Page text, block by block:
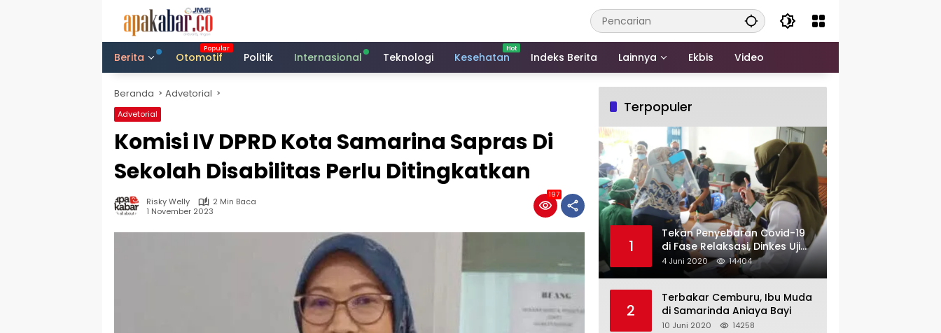
Berita
Otomotif Politik Internasional Teknologi Kesehatan Indeks Berita Lainnya Ekbis Video
Beranda Advetorial
Advetorial
Komisi IV DPRD Kota Samarina Sapras Di
Sekolah Disabilitas Perlu Ditingkatkan
Risky Welly
2 Min Baca
1 November 2023
197
Terpopuler
1
Tekan Penyebaran Covid-19
di Fase Relaksasi, Dinkes Uji
Swab Massal di Pelabuhan
Samarinda
4 Juni 2020 14404
2
Terbakar Cemburu, Ibu Muda
di Samarinda Aniaya Bayi
10 Juni 2020 14258